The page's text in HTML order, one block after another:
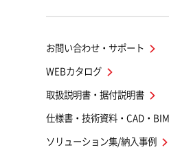
お問い合わせ・サポート
WEBカタログ
取扱説明書・据付説明書
仕様書・技術資料・CAD・BIM
ソリューション集/納入事例